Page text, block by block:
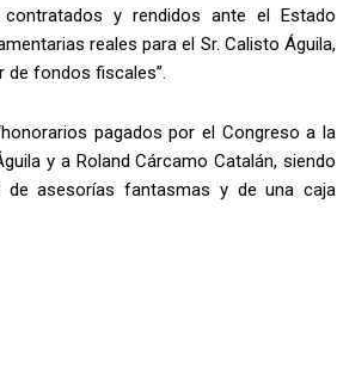
y rendidos ante el Estado
reales para el Sr. Calisto Águila,
fondos fiscales”.
pagados por el Congreso a la
y a Roland Cárcamo Catalán, siendo
de asesorías fantasmas y de una caja